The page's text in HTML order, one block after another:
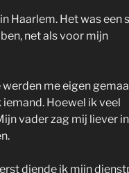
Haarlem. Het was een
net als voor mijn
me eigen
Hoewel ik veel
vader zag mij liever
diende ik mijn